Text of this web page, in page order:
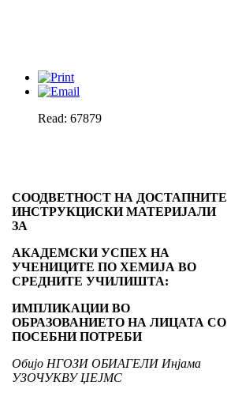
Read: 67879
СООДВЕТНОСТ НА ДОСТАПНИТЕ
ИНСТРУКЦИСКИ МАТЕРИЈАЛИ
ЗА
АКАДЕМСКИ УСПЕХ НА
УЧЕНИЦИТЕ ПО ХЕМИЈА ВО
СРЕДНИТЕ УЧИЛИШТА:
ИМПЛИКАЦИИ ВО
ОБРАЗОВАНИЕТО НА ЛИЦАТА СО
ПОСЕБНИ ПОТРЕБИ
Обијо НГОЗИ ОБИАГЕЛИ Инјама
УЗОЧУКВУ ЏЕЈМС